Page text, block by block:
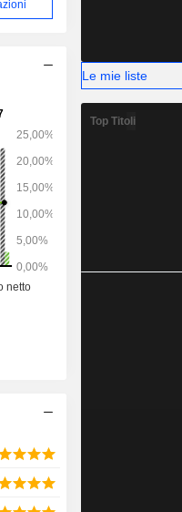
Le mie liste
Top Titoli